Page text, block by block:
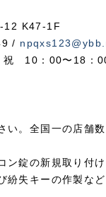
12 K47-1F
/
祝 10：00〜18：
い。全国一の店舗
ン錠の新規取り付
失キーの作製な